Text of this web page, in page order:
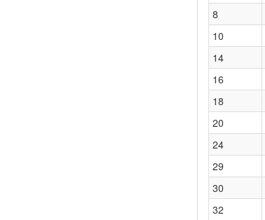
8
10
14
16
18
20
24
29
30
32